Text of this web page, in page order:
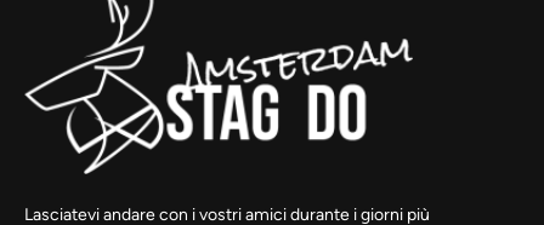
Lasciatevi andare con i vostri amici durante i giorni più